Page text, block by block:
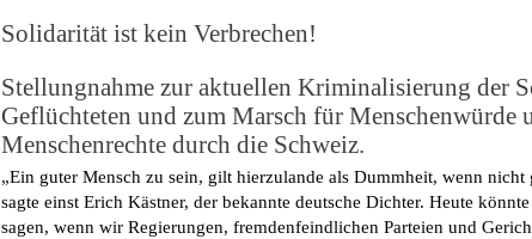
Solidarität ist kein Verbrechen!
Stellungnahme zur aktuellen Kriminalisierung der
Geflüchteten und zum Marsch für Menschenwürde
Menschenrechte durch die Schweiz.
„Ein guter Mensch zu sein, gilt hierzulande als Dummheit, wenn nicht
sagte einst Erich Kästner, der bekannte deutsche Dichter. Heute
sagen, wenn wir Regierungen, fremdenfeindlichen Parteien und